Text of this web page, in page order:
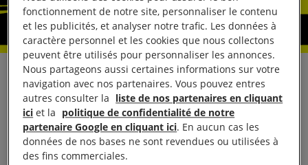
En réaction à l’ annoncepar l’administration Trump
du retrait des États-Unis de 66 organisations,
conventions et traités internationaux, Erika Guevara
Rosas, directrice générale des recherches, du travail
de plaidoyer, des politiques et des campagnes à
fonctionnement de notre site, personnaliser le contenu
et les publicités, et analyser notre trafic. Les données à
caractère personnel et les cookies que nous collectons
peuvent être utilisés pour personnaliser les annonces.
Nous partageons aussi certaines informations sur votre
navigation avec nos partenaires. Vous pouvez entres
autres consulter la liste de nos partenaires en cliquant
ici et la politique de confidentialité de notre
partenaire Google en cliquant ici. En aucun cas les
données de nos bases ne sont revendues ou utilisées à
des fins commerciales.